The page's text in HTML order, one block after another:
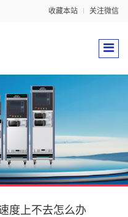
收藏本站 关注微信
度上不去怎么办